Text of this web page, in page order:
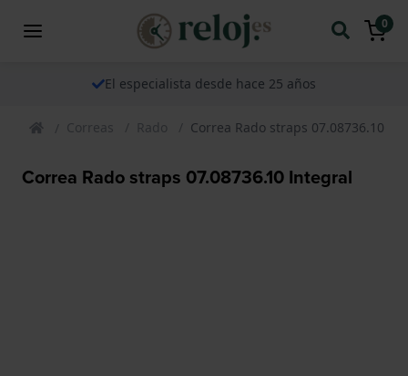
0
El especialista desde hace 25 años
Correas Rado Correa Rado straps 07.08736.10
Correa Rado straps 07.08736.10 Integral